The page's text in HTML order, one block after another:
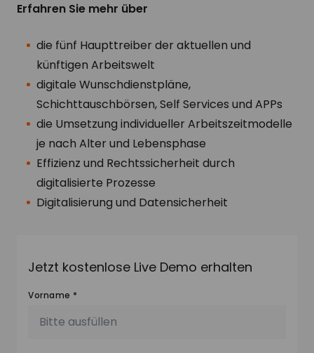
Erfahren Sie mehr über
die fünf Haupttreiber der aktuellen und
künftigen Arbeitswelt
digitale Wunschdienstpläne,
Schichttauschbörsen, Self Services und APPs
die Umsetzung individueller Arbeitszeitmodelle
je nach Alter und Lebensphase
Effizienz und Rechtssicherheit durch
digitalisierte Prozesse
Digitalisierung und Datensicherheit
Jetzt kostenlose Live Demo erhalten
Vorname *